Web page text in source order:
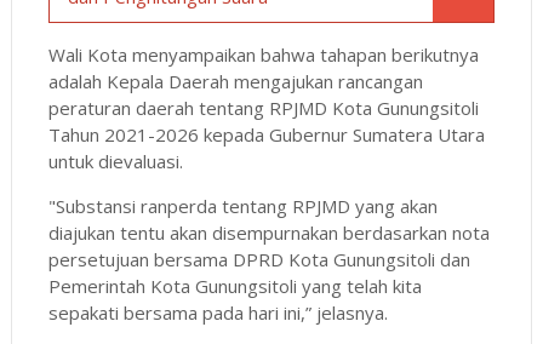
Wali Kota menyampaikan bahwa tahapan berikutnya
adalah Kepala Daerah mengajukan rancangan
peraturan daerah tentang RPJMD Kota Gunungsitoli
Tahun 2021-2026 kepada Gubernur Sumatera Utara
untuk dievaluasi.
"Substansi ranperda tentang RPJMD yang akan
diajukan tentu akan disempurnakan berdasarkan nota
persetujuan bersama DPRD Kota Gunungsitoli dan
Pemerintah Kota Gunungsitoli yang telah kita
sepakati bersama pada hari ini,” jelasnya.